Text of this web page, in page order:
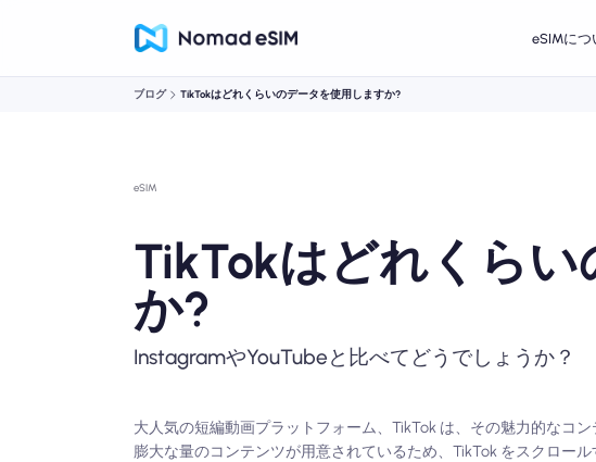
eSIMにつ
ブログ TikTokはどれくらいのデータを使用しますか?
eSIM
TikTokはどれくら
か?
InstagramやYouTubeと比べてどうでしょうか？
大人気の短編動画プラットフォーム、TikTok は、その魅力的なコ
膨大な量のコンテンツが用意されているため、TikTok をスクロー